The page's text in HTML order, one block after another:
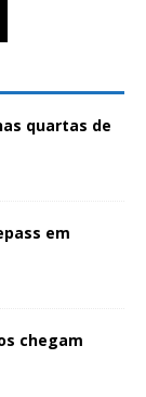
quartas de
em
chegam